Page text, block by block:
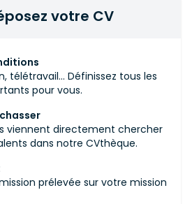
votre CV
télétravail... Définissez tous les
pour vous.
viennent directement chercher
dans notre CVthèque.
prélevée sur votre mission